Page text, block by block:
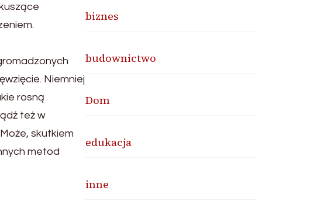
Niemniej
rosną
też w
skutkiem
metod
biznes
budownictwo
Dom
edukacja
inne